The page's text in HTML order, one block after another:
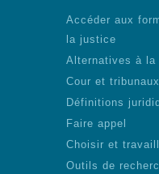
Accéder aux
la justice
Alternatives à la
Cour et tribunaux
Définitions
Faire appel
Choisir et
Outils de